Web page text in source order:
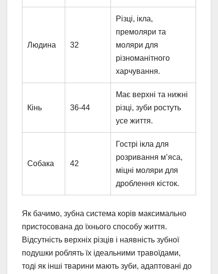
Людина 32
Різці, ікла,
премоляри та
моляри для
різноманітного
харчування.
Кінь 36-44
Має верхні та нижні
різці, зуби ростуть
усе життя.
Собака 42
Гострі ікла для
розривання м’яса,
міцні моляри для
дроблення кісток.
Як бачимо, зубна система корів максимально
пристосована до їхнього способу життя.
Відсутність верхніх різців і наявність зубної
подушки роблять їх ідеальними травоїдами,
тоді як інші тварини мають зуби, адаптовані до